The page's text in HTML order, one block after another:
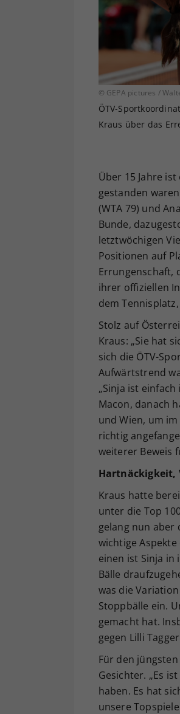
© GEPA pictures /
ÖTV-
Kraus über das
Über 15 Jahre
gestanden
(WTA 79) und
Bunde,
letztwöchigen
Positionen auf
Errungenschaft,
ihrer offiziellen
dem
Stolz auf
Kraus: „Sie hat
sich die ÖTV-
Aufwärtstrend
„Sinja ist
Macon, danach
und Wien, um
richtig
weiterer Beweis
Hartnäckigkeit,
Kraus hatte
unter die Top
gelang nun aber
wichtige
einen ist Sinja in
Bälle
was die
Stoppbälle ein.
gemacht hat.
gegen Lilli
Für den
Gesichter. „Es
haben. Es hat
unsere